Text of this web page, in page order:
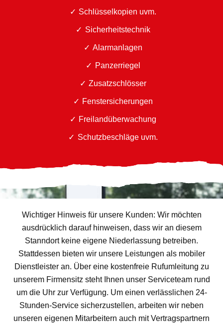
Schlüsselkopien uvm.
Sicherheitstechnik
Alarmanlagen
Panzerriegel
Zusatzschlösser
Fenstersicherungen
Freilandüberwachung
Schutzbeschläge uvm.
Wichtiger Hinweis für unsere Kunden: Wir möchten
ausdrücklich darauf hinweisen, dass wir an diesem
Stanndort keine eigene Niederlassung betreiben.
Stattdessen bieten wir unsere Leistungen als mobiler
Dienstleister an. Über eine kostenfreie Rufumleitung zu
unserem Firmensitz steht Ihnen unser Serviceteam rund
um die Uhr zur Verfügung. Um einen verlässlichen 24-
Stunden-Service sicherzustellen, arbeiten wir neben
unseren eigenen Mitarbeitern auch mit Vertragspartnern